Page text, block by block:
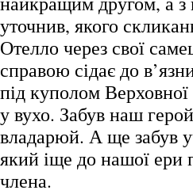
уточнив, якого
Отелло через свої
справою сідає до
під куполом
у вухо. Забув наш
владарюй. А ще забув
який іще до нашої ери
члена.